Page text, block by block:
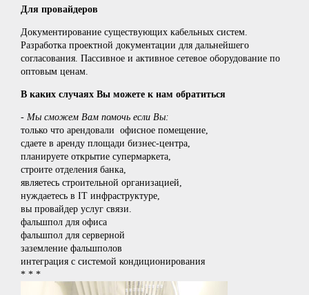
Для провайдеров
Документирование существующих кабельных систем.
Разработка проектной документации для дальнейшего
согласования. Пассивное и активное сетевое оборудование по
оптовым ценам.
В каких случаях Вы можете к нам обратиться
- Мы сможем Вам помочь если Вы:
только что арендовали офисное помещение,
сдаете в аренду площади бизнес-центра,
планируете открытие супермаркета,
строите отделения банка,
являетесь строительной организацией,
нуждаетесь в IT инфраструктуре,
вы провайдер услуг связи.
фальшпол для офиса
фальшпол для серверной
заземление фальшполов
интеграция с системой кондиционирования
* * *